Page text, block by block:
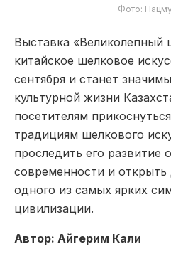
Фото:
Выставка «Великолепный
китайское шелковое
сентября и станет
культурной жизни
посетителям
традициям шелкового
проследить его развитие
современности и открыть
одного из самых ярких
цивилизации.
Автор: Айгерим Кали